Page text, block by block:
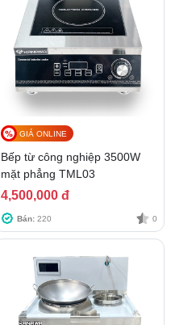
GIÁ ONLINE
Bếp từ công nghiệp 3500W
mặt phẳng TML03
4,500,000 đ
Bán: 220 0